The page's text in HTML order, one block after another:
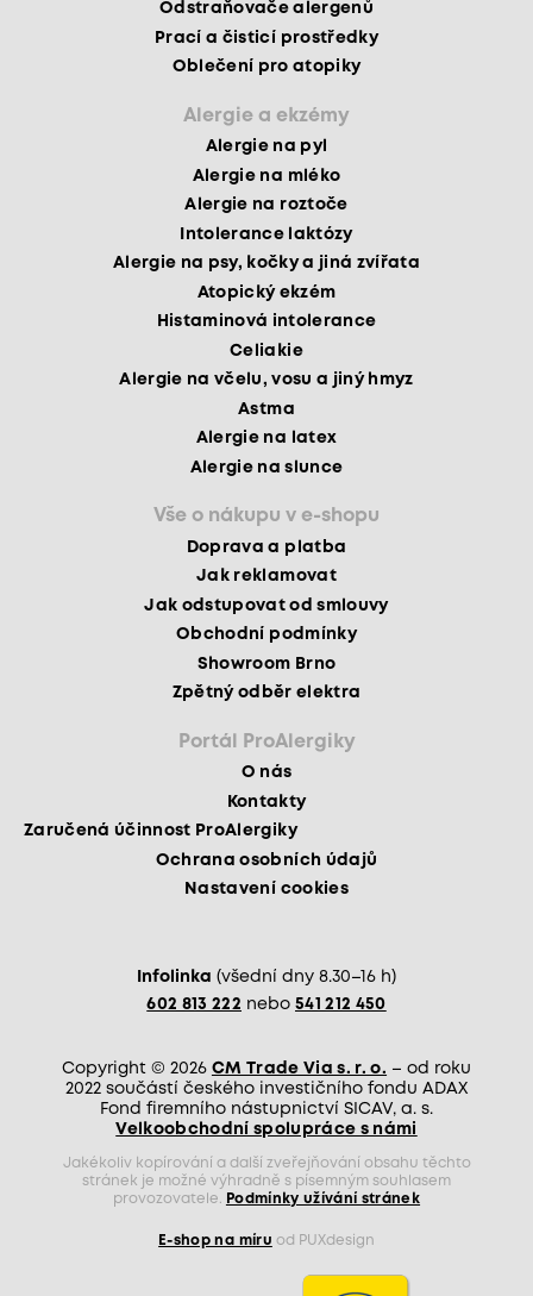
Odstraňovače alergenů
Prací a čisticí prostředky
Oblečení pro atopiky
Alergie a ekzémy
Alergie na pyl
Alergie na mléko
Alergie na roztoče
Intolerance laktózy
Alergie na psy, kočky a jiná zvířata
Atopický ekzém
Histaminová intolerance
Celiakie
Alergie na včelu, vosu a jiný hmyz
Astma
Alergie na latex
Alergie na slunce
Vše o nákupu v e-shopu
Doprava a platba
Jak reklamovat
Jak odstupovat od smlouvy
Obchodní podmínky
Showroom Brno
Zpětný odběr elektra
Portál ProAlergiky
O nás
Kontakty
Zaručená účinnost ProAlergiky
Ochrana osobních údajů
Nastavení cookies
Infolinka (všední dny 8.30–16 h)
602 813 222 nebo 541 212 450
Copyright © 2026 CM Trade Via s. r. o. – od roku
2022 součástí českého investičního fondu ADAX
Fond firemního nástupnictví SICAV, a. s.
Velkoobchodní spolupráce s námi
Jakékoliv kopírování a další zveřejňování obsahu těchto
stránek je možné výhradně s písemným souhlasem
provozovatele.
Podmínky užívání stránek
E-shop na míru od PUXdesign